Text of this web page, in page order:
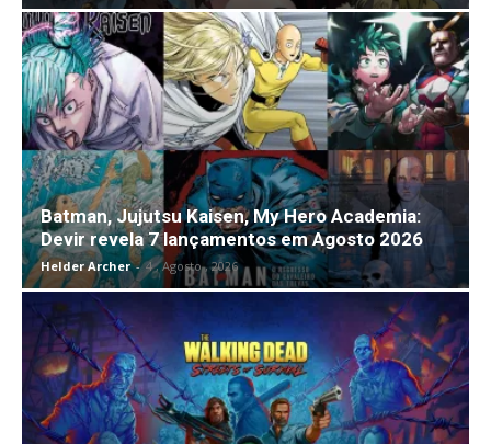
Batman, Jujutsu Kaisen, My Hero Academia:
Devir revela 7 lançamentos em Agosto 2026
Helder Archer - 4 , Agosto , 2026